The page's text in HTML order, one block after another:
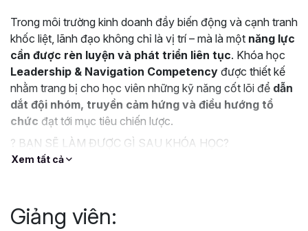
Trong môi trường kinh doanh đầy biến động và cạnh tranh
khốc liệt, lãnh đạo không chỉ là vị trí – mà là một năng lực
cần được rèn luyện và phát triển liên tục. Khóa học
Leadership & Navigation Competency được thiết kế
nhằm trang bị cho học viên những kỹ năng cốt lõi để dẫn
dắt đội nhóm, truyền cảm hứng và điều hướng tổ
chức đạt tới mục tiêu chiến lược.
? BẠN SẼ LÀM ĐƯỢC GÌ SAU KHÓA HỌC?
Hiểu rõ vai trò của nhà lãnh đạo trong thời đại mới và xây
niềm tinvà tạo động lực cho đội ngũ.
Xem tất cả
Giảng viên: